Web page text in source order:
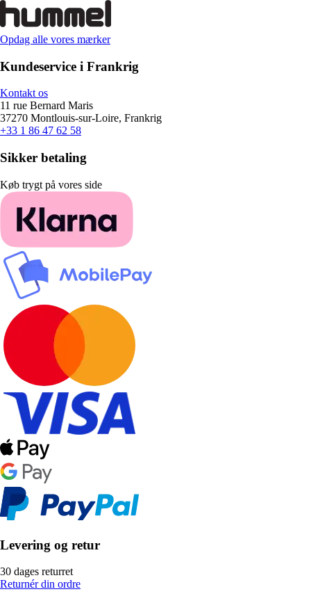
Opdag alle vores mærker
Kundeservice i Frankrig
Kontakt os
11 rue Bernard Maris
37270 Montlouis-sur-Loire, Frankrig
+33 1 86 47 62 58
Sikker betaling
Køb trygt på vores side
Levering og retur
30 dages returret
Returnér din ordre